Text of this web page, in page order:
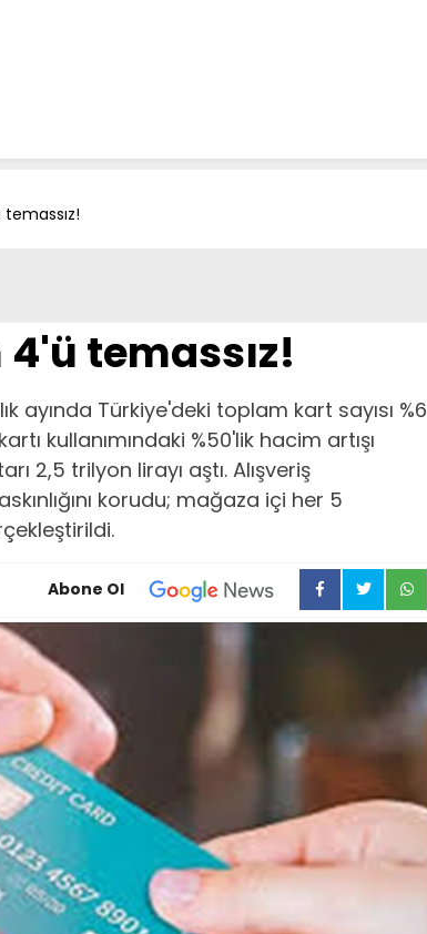
temassız!
ayında Türkiye'deki toplam kart sayısı %6
kullanımındaki %50'lik hacim artışı
2,5 trilyon lirayı aştı. Alışveriş
korudu; mağaza içi her 5
Abone Ol